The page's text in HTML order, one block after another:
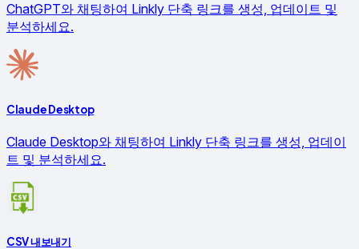
ChatGPT와 채팅하여 Linkly 단축 링크를 생성, 업데이트 및
분석하세요.
Claude Desktop
Claude Desktop와 채팅하여 Linkly 단축 링크를 생성, 업데이
트 및 분석하세요.
CSV 내보내기